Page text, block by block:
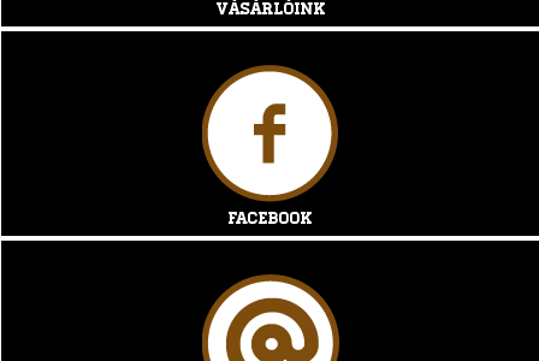
Vásárlóink
Facebook